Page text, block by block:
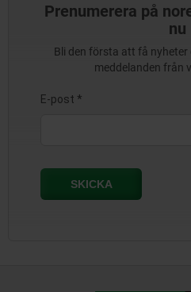
Prenumerera på
nu
Bli den första att få
meddelanden från